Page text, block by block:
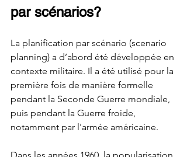
par scénarios?
La planification par scénario (scenario
planning) a d’abord été développée en
contexte militaire. Il a été utilisé pour la
première fois de manière formelle
pendant la Seconde Guerre mondiale,
puis pendant la Guerre froide,
notamment par l'armée américaine.
Dans les années 1960, la popularisation